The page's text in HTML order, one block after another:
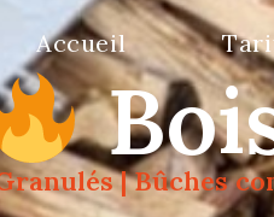
Accueil
| Bûches